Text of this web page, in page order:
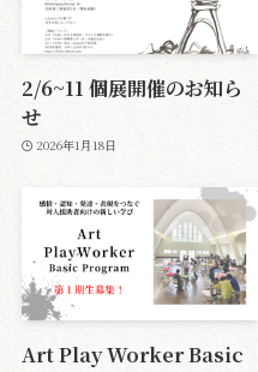
2/6~11 個展開催のお知ら
せ
2026年1月18日
Art Play Worker Basic